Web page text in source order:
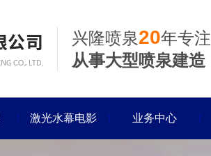
兴隆喷泉20年专注
从事大型喷泉建造
激光水幕电影 业务中心